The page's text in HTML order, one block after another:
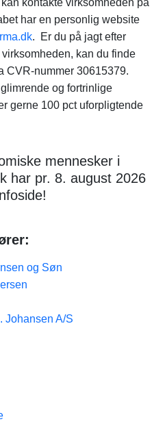
kontakte virksomheden på
har en personlig website
. Er du på jagt efter
kan du finde
CVR-nummer 30615379.
og fortrinlige
gerne 100 pct uforpligtende
mennesker i
har pr. 8. august 2026
og Søn
Johansen A/S